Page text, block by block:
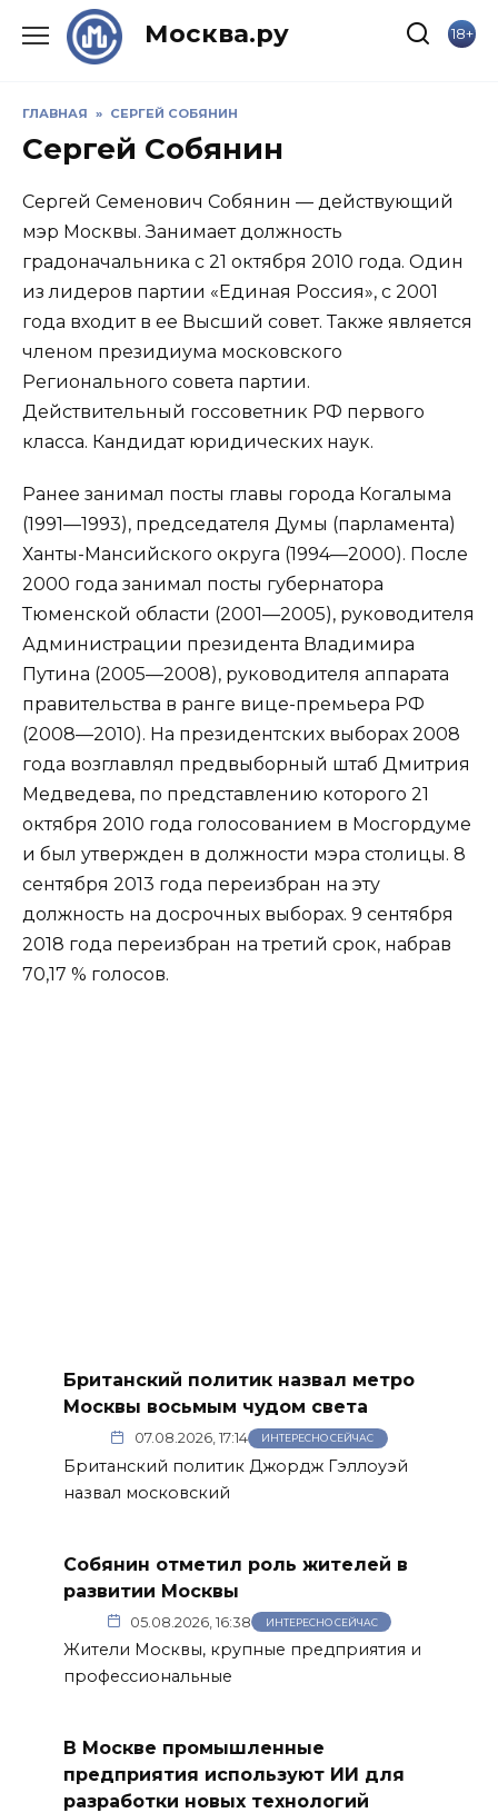
Москва.ру 18+
ГЛАВНАЯ » СЕРГЕЙ СОБЯНИН
Сергей Собянин
Сергей Семенович Собянин — действующий
мэр Москвы. Занимает должность
градоначальника с 21 октября 2010 года. Один
из лидеров партии «Единая Россия», с 2001
года входит в ее Высший совет. Также является
членом президиума московского
Регионального совета партии.
Действительный госсоветник РФ первого
класса. Кандидат юридических наук.
Ранее занимал посты главы города Когалыма
(1991—1993), председателя Думы (парламента)
Ханты-Мансийского округа (1994—2000). После
2000 года занимал посты губернатора
Тюменской области (2001—2005), руководителя
Администрации президента Владимира
Путина (2005—2008), руководителя аппарата
правительства в ранге вице-премьера РФ
(2008—2010). На президентских выборах 2008
года возглавлял предвыборный штаб Дмитрия
Медведева, по представлению которого 21
октября 2010 года голосованием в Мосгордуме
и был утвержден в должности мэра столицы. 8
сентября 2013 года переизбран на эту
должность на досрочных выборах. 9 сентября
2018 года переизбран на третий срок, набрав
70,17 % голосов.
Британский политик назвал метро
Москвы восьмым чудом света
07.08.2026, 17:14 ИНТЕРЕСНО СЕЙЧАС
Британский политик Джордж Гэллоуэй
назвал московский
Собянин отметил роль жителей в
развитии Москвы
05.08.2026, 16:38 ИНТЕРЕСНО СЕЙЧАС
Жители Москвы, крупные предприятия и
профессиональные
В Москве промышленные
предприятия используют ИИ для
разработки новых технологий